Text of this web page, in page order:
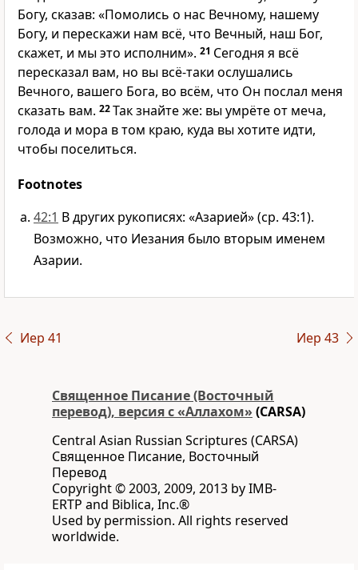
Богу, сказав: «Помолись о нас Вечному, нашему
Богу, и перескажи нам всё, что Вечный, наш Бог,
скажет, и мы это исполним». 21 Сегодня я всё
пересказал вам, но вы всё-таки ослушались
Вечного, вашего Бога, во всём, что Он послал меня
сказать вам. 22Так знайте же: вы умрёте от меча,
голода и мора в том краю, куда вы хотите идти,
чтобы поселиться.
Footnotes
42:1 В других рукописях: «Азарией» (ср. 43:1).
Возможно, что Иезания было вторым именем
Азарии.
Иер 41 Иер 43
Священное Писание (Восточный
перевод), версия с «Аллахом» (CARSA)
Central Asian Russian Scriptures (CARSA)
Священное Писание, Восточный
Перевод
Copyright © 2003, 2009, 2013 by IMB-
ERTP and Biblica, Inc.®
Used by permission. All rights reserved
worldwide.